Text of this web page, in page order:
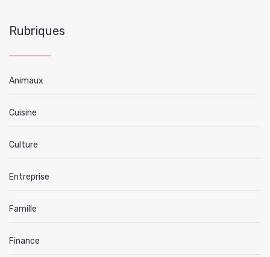
Rubriques
Animaux
Cuisine
Culture
Entreprise
Famille
Finance